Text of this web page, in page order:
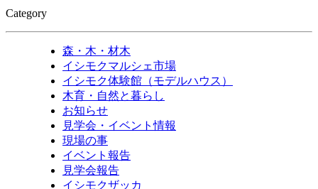
Category
森・木・材木
イシモクマルシェ市場
イシモク体験館（モデルハウス）
木育・自然と暮らし
お知らせ
見学会・イベント情報
現場の事
イベント報告
見学会報告
イシモクザッカ